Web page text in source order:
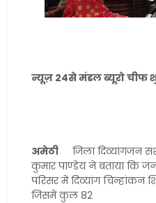
न्यूज़ 24से मंडल ब्यूरो चीफ
अमेठीजिला दिव्यांगजन
कुमार पाण्डेय ने बताया कि
परिसर में दिव्यांग चिन्हांकन
जिसमें कुल 82